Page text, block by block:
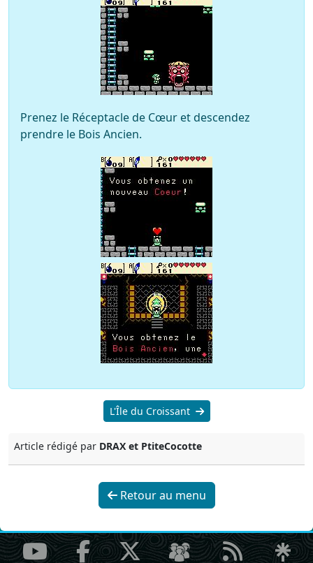
Prenez le Réceptacle de Cœur et descendez
prendre le Bois Ancien.
L'Île du Croissant
Article rédigé par DRAX et PtiteCocotte
Retour au menu